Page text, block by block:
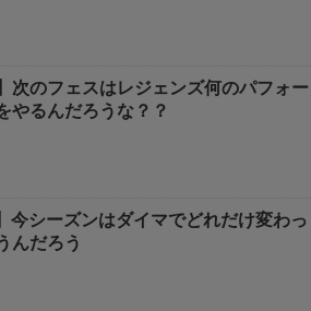
次のフェスはレジェンズ何のパフォー
やるんだろうな？？
今シーズンはダイマでどれだけ変わっ
んだろう